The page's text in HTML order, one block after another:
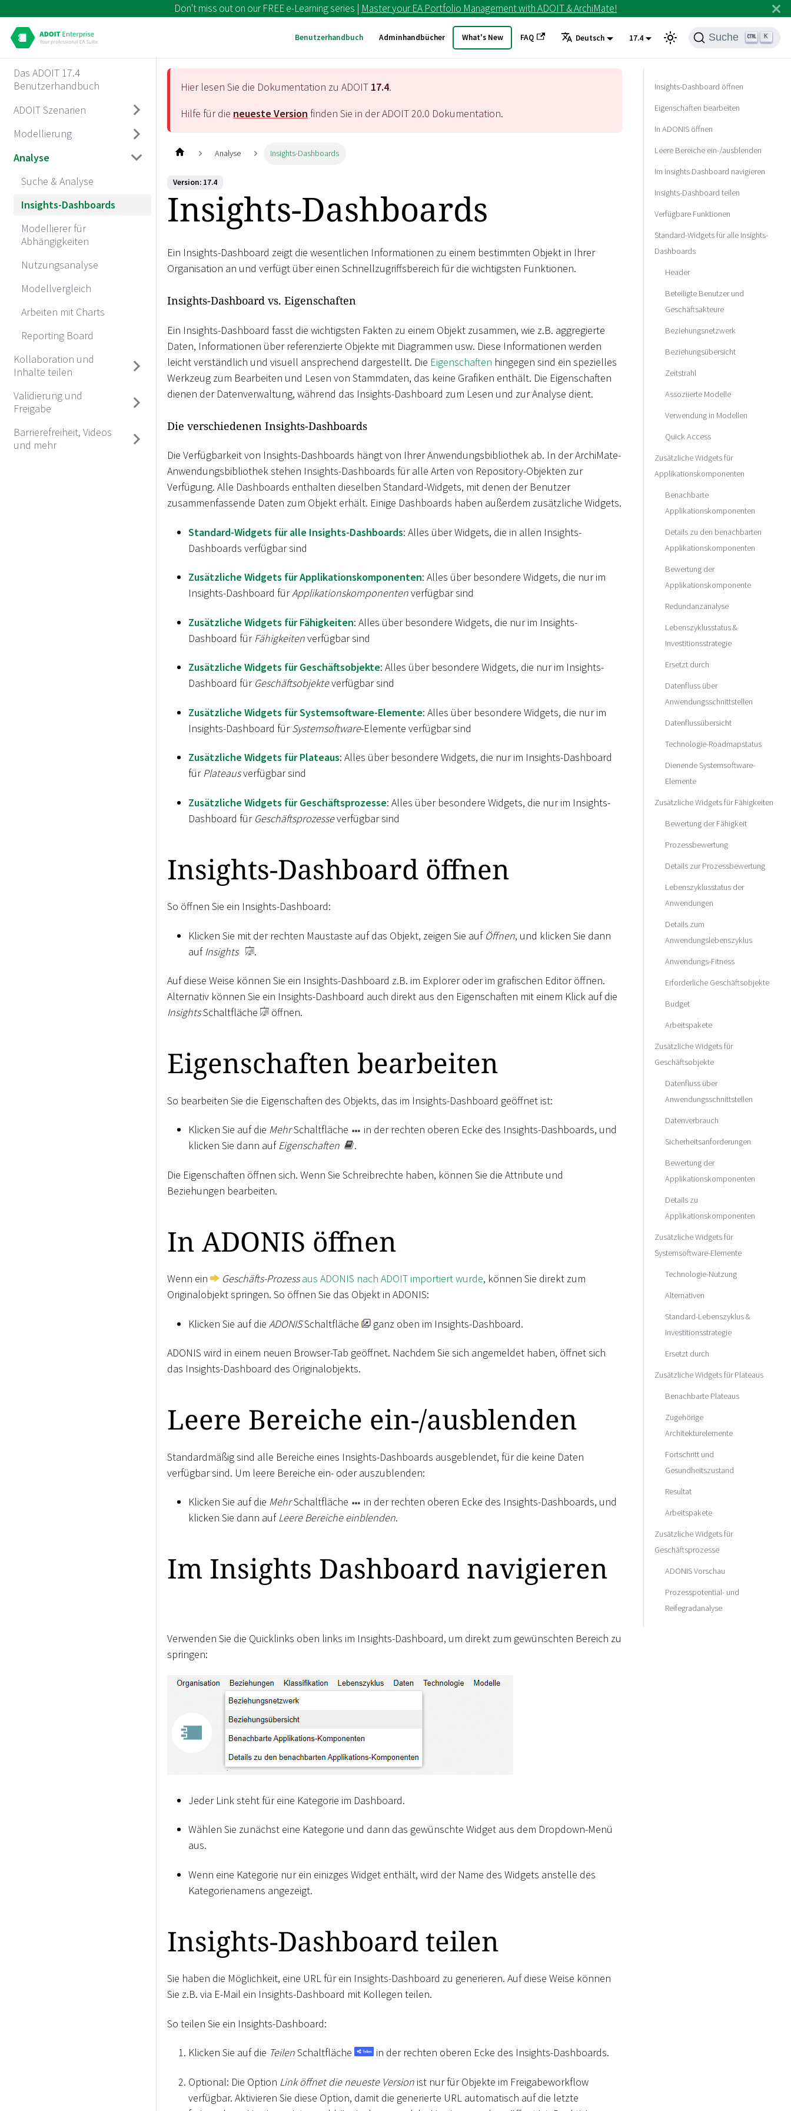
Don't miss out on our FREE e-Learning series | Master your EA Portfolio Management with ADOIT & ArchiMate!
Benutzerhandbuch Adminhandbücher What's New FAQ Deutsch 17.4 Suche K
Das ADOIT 17.4
Benutzerhandbuch
ADOIT Szenarien
Modellierung
Analyse
Suche & Analyse
Insights-Dashboards
Modellierer für
Abhängigkeiten
Nutzungsanalyse
Modellvergleich
Arbeiten mit Charts
Reporting Board
Kollaboration und
Inhalte teilen
Validierung und
Freigabe
Barrierefreiheit, Videos
und mehr
Hier lesen Sie die Dokumentation zu ADOIT 17.4.
Hilfe für die neueste Version finden Sie in der ADOIT20.0 Dokumentation.
Analyse Insights-Dashboards
Version: 17.4
Insights-Dashboards
Ein Insights-Dashboard zeigt die wesentlichen Informationen zu einem bestimmten Objekt in Ihrer
Organisation an und verfügt über einen Schnellzugriffsbereich für die wichtigsten Funktionen.
Insights-Dashboard vs. Eigenschaften
Ein Insights-Dashboard fasst die wichtigsten Fakten zu einem Objekt zusammen, wie z.B. aggregierte
Daten, Informationen über referenzierte Objekte mit Diagrammen usw. Diese Informationen werden
leicht verständlich und visuell ansprechend dargestellt. Die Eigenschaften hingegen sind ein spezielles
Werkzeug zum Bearbeiten und Lesen von Stammdaten, das keine Grafiken enthält. Die Eigenschaften
dienen der Datenverwaltung, während das Insights-Dashboard zum Lesen und zur Analyse dient.
Die verschiedenen Insights-Dashboards
Die Verfügbarkeit von Insights-Dashboards hängt von Ihrer Anwendungsbibliothek ab. In der ArchiMate-
Anwendungsbibliothek stehen Insights-Dashboards für alle Arten von Repository-Objekten zur
Verfügung. Alle Dashboards enthalten dieselben Standard-Widgets, mit denen der Benutzer
zusammenfassende Daten zum Objekt erhält. Einige Dashboards haben außerdem zusätzliche Widgets.
Standard-Widgets für alle Insights-Dashboards: Alles über Widgets, die in allen Insights-
Dashboards verfügbar sind
Zusätzliche Widgets für Applikationskomponenten: Alles über besondere Widgets, die nur im
Insights-Dashboard fürApplikationskomponentenverfügbar sind
Zusätzliche Widgets für Fähigkeiten: Alles über besondere Widgets, die nur im Insights-
Dashboard fürFähigkeitenverfügbar sind
Zusätzliche Widgets für Geschäftsobjekte: Alles über besondere Widgets, die nur im Insights-
Dashboard für Geschäftsobjekteverfügbar sind
Zusätzliche Widgets für Systemsoftware-Elemente: Alles über besondere Widgets, die nur im
Insights-Dashboard fürSystemsoftware-Elemente verfügbar sind
Zusätzliche Widgets für Plateaus: Alles über besondere Widgets, die nur im Insights-Dashboard
fürPlateausverfügbar sind
Zusätzliche Widgets für Geschäftsprozesse: Alles über besondere Widgets, die nur im Insights-
Dashboard für Geschäftsprozesseverfügbar sind
Insights-Dashboard öffnen
So öffnen Sie ein Insights-Dashboard:
Klicken Sie mit der rechten Maustaste auf das Objekt, zeigen Sie auf Öffnen, und klicken Sie dann
aufInsights .
Auf diese Weise können Sie ein Insights-Dashboard z.B. im Explorer oder im grafischen Editor öffnen.
Alternativ können Sie ein Insights-Dashboard auch direkt aus den Eigenschaften mit einem Klick auf die
InsightsSchaltfläche öffnen.
Eigenschaften bearbeiten
So bearbeiten Sie die Eigenschaften des Objekts, das im Insights-Dashboard geöffnet ist:
Klicken Sie auf die MehrSchaltfläche
in der rechten oberen Ecke des Insights-Dashboards, und
klicken Sie dann aufEigenschaften .
Die Eigenschaften öffnen sich. Wenn Sie Schreibrechte haben, können Sie die Attribute und
Beziehungen bearbeiten.
In ADONIS öffnen
Wenn ein Geschäfts-Prozess aus ADONIS nach ADOIT importiert wurde, können Sie direkt zum
Originalobjekt springen. So öffnen Sie das Objekt in ADONIS:
Klicken Sie auf die ADONISSchaltfläche ganz oben im Insights-Dashboard.
ADONIS wird in einem neuen Browser-Tab geöffnet. Nachdem Sie sich angemeldet haben, öffnet sich
das Insights-Dashboard des Originalobjekts.
Leere Bereiche ein-/ausblenden
Standardmäßig sind alle Bereiche eines Insights-Dashboards ausgeblendet, für die keine Daten
verfügbar sind. Um leere Bereiche ein- oder auszublenden:
Klicken Sie auf die MehrSchaltfläche
in der rechten oberen Ecke des Insights-Dashboards, und
klicken Sie dann aufLeere Bereiche einblenden.
Im Insights Dashboard navigieren
Verwenden Sie die Quicklinks oben links im Insights-Dashboard, um direkt zum gewünschten Bereich zu
springen:
Jeder Link steht für eine Kategorie im Dashboard.
Wählen Sie zunächst eine Kategorie und dann das gewünschte Widget aus dem Dropdown-Menü
aus.
Wenn eine Kategorie nur ein einizges Widget enthält, wird der Name des Widgets anstelle des
Kategorienamens angezeigt.
Insights-Dashboard teilen
Sie haben die Möglichkeit, eine URL für ein Insights-Dashboard zu generieren. Auf diese Weise können
Sie z.B. via E-Mail ein Insights-Dashboard mit Kollegen teilen.
So teilen Sie ein Insights-Dashboard:
Klicken Sie auf die TeilenSchaltfläche in der rechten oberen Ecke des Insights-Dashboards.
Optional: Die Option Link öffnet die neueste Version ist nur für Objekte im Freigabeworkflow
verfügbar. Aktivieren Sie diese Option, damit die generierte URL automatisch auf die letzte
Insights-Dashboard öffnen
Eigenschaften bearbeiten
In ADONIS öffnen
Leere Bereiche ein-/ausblenden
Im Insights Dashboard navigieren
Insights-Dashboard teilen
Verfügbare Funktionen
Standard-Widgets für alle Insights-
Dashboards
Header
Beteiligte Benutzer und
Geschäftsakteure
Beziehungsnetzwerk
Beziehungsübersicht
Zeitstrahl
Assoziierte Modelle
Verwendung in Modellen
Quick Access
Zusätzliche Widgets für
Applikationskomponenten
Benachbarte
Applikationskomponenten
Details zu den benachbarten
Applikationskomponenten
Bewertung der
Applikationskomponente
Redundanzanalyse
Lebenszyklusstatus &
Investitionsstrategie
Ersetzt durch
Datenfluss über
Anwendungsschnittstellen
Datenflussübersicht
Technologie-Roadmapstatus
Dienende Systemsoftware-
Elemente
Zusätzliche Widgets für Fähigkeiten
Bewertung der Fähigkeit
Prozessbewertung
Details zur Prozessbewertung
Lebenszyklusstatus der
Anwendungen
Details zum
Anwendungslebenszyklus
Anwendungs-Fitness
Erforderliche Geschäftsobjekte
Budget
Arbeitspakete
Zusätzliche Widgets für
Geschäftsobjekte
Datenfluss über
Anwendungsschnittstellen
Datenverbrauch
Sicherheitsanforderungen
Bewertung der
Applikationskomponenten
Details zu
Applikationskomponenten
Zusätzliche Widgets für
Systemsoftware-Elemente
Technologie-Nutzung
Alternativen
Standard-Lebenszyklus &
Investitionsstrategie
Ersetzt durch
Zusätzliche Widgets für Plateaus
Benachbarte Plateaus
Zugehörige
Architekturelemente
Fortschritt und
Gesundheitszustand
Resultat
Arbeitspakete
Zusätzliche Widgets für
Geschäftsprozesse
ADONIS Vorschau
Prozesspotential- und
Reifegradanalyse